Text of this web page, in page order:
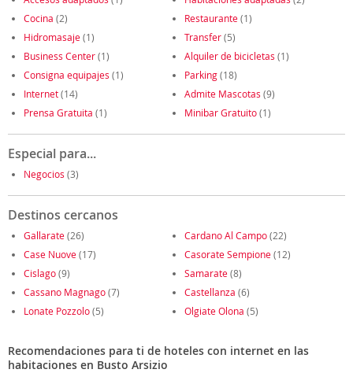
Cocina (2) Restaurante(1)
Hidromasaje(1) Transfer(5)
Business Center(1) Alquiler de bicicletas (1)
Consigna equipajes (1) Parking(18)
Internet(14) Admite Mascotas (9)
Prensa Gratuita (1) Minibar Gratuito(1)
Especial para...
Negocios (3)
Destinos cercanos
Gallarate(26) Cardano Al Campo(22)
Case Nuove(17) Casorate Sempione(12)
Cislago(9) Samarate(8)
Cassano Magnago(7) Castellanza (6)
Lonate Pozzolo(5) Olgiate Olona (5)
Recomendaciones para ti de hoteles con internet en las
habitaciones en Busto Arsizio